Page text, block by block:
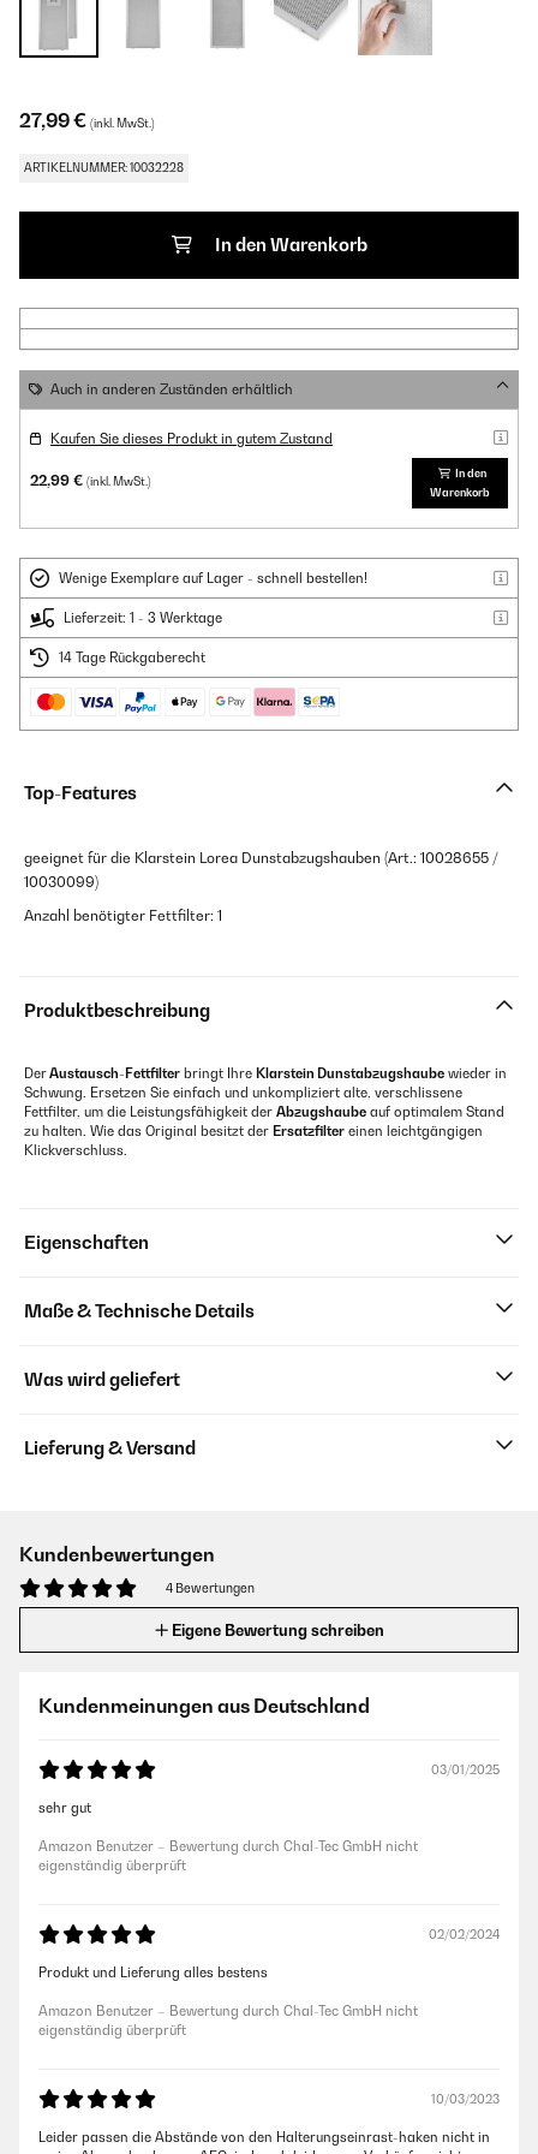
27,99 € (inkl. MwSt.)
ARTIKELNUMMER: 10032228
In den Warenkorb
Auch in anderen Zuständen erhältlich
Kaufen Sie dieses Produkt in gutem Zustand
22,99 € (inkl. MwSt.)
In den
Warenkorb
Wenige Exemplare auf Lager - schnell bestellen!
Lieferzeit: 1 - 3 Werktage
14 Tage Rückgaberecht
Top-Features
geeignet für die Klarstein Lorea Dunstabzugshauben (Art.: 10028655 /
10030099)
Anzahl benötigter Fettfilter: 1
Produktbeschreibung
DerAustausch-Fettfilter bringt Ihre Klarstein Dunstabzugshaube wieder in
Schwung. Ersetzen Sie einfach und unkompliziert alte, verschlissene
Fettfilter, um die Leistungsfähigkeit der Abzugshaube auf optimalem Stand
zu halten. Wie das Original besitzt der Ersatzfilter einen leichtgängigen
Klickverschluss.
Eigenschaften
Maße & Technische Details
Was wird geliefert
Lieferung & Versand
Kundenbewertungen
4 Bewertungen
Eigene Bewertung schreiben
Kundenmeinungen aus Deutschland
03/01/2025
sehr gut
Amazon Benutzer – Bewertung durch Chal-Tec GmbH nicht
eigenständig überprüft
02/02/2024
Produkt und Lieferung alles bestens
Amazon Benutzer – Bewertung durch Chal-Tec GmbH nicht
eigenständig überprüft
10/03/2023
Leider passen die Abstände von den Halterungseinrast-haken nicht in